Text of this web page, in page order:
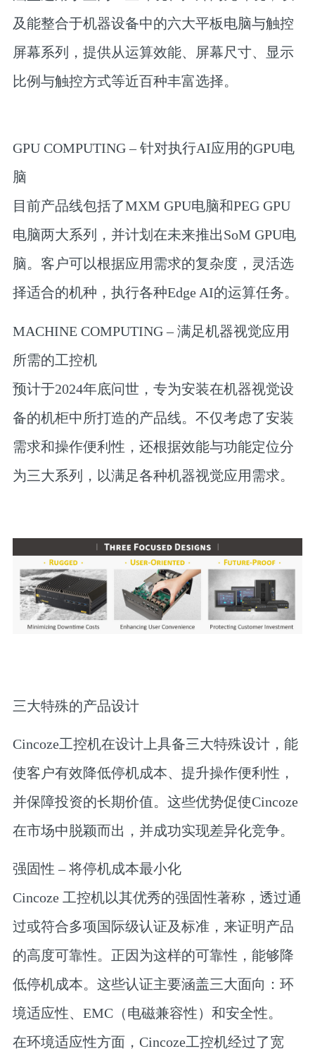
及能整合于机器设备中的六大平板电脑与触控
屏幕系列，提供从运算效能、屏幕尺寸、显示
比例与触控方式等近百种丰富选择。
GPU COMPUTING – 针对执行AI应用的GPU电
脑
目前产品线包括了MXM GPU电脑和PEG GPU
电脑两大系列，并计划在未来推出SoM GPU电
脑。客户可以根据应用需求的复杂度，灵活选
择适合的机种，执行各种Edge AI的运算任务。
MACHINE COMPUTING – 满足机器视觉应用
所需的工控机
预计于2024年底问世，专为安装在机器视觉设
备的机柜中所打造的产品线。不仅考虑了安装
需求和操作便利性，还根据效能与功能定位分
为三大系列，以满足各种机器视觉应用需求。
三大特殊的产品设计
Cincoze工控机在设计上具备三大特殊设计，能
使客户有效降低停机成本、提升操作便利性，
并保障投资的长期价值。这些优势促使Cincoze
在市场中脱颖而出，并成功实现差异化竞争。
强固性 – 将停机成本最小化
Cincoze 工控机以其优秀的强固性著称，透过通
过或符合多项国际级认证及标准，来证明产品
的高度可靠性。正因为这样的可靠性，能够降
低停机成本。这些认证主要涵盖三大面向：环
境适应性、EMC（电磁兼容性）和安全性。
在环境适应性方面，Cincoze工控机经过了宽